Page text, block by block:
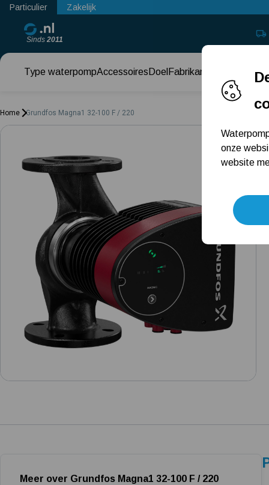
Particulier Zakelijk
Sinds 2011
Type waterpompAccessoires Doel Fabrikant
Home Grundfos Magna1 32-100 F / 220
Meer over Grundfos Magna1 32-100 F / 220
onze
website